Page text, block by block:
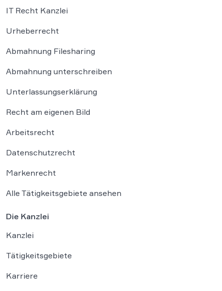
IT Recht Kanzlei
Urheberrecht
Abmahnung Filesharing
Abmahnung unterschreiben
Unterlassungserklärung
Recht am eigenen Bild
Arbeitsrecht
Datenschutzrecht
Markenrecht
Alle Tätigkeitsgebiete ansehen
Die Kanzlei
Kanzlei
Tätigkeitsgebiete
Karriere